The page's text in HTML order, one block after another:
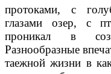
протоками, с
глазами озер, с
проникал в
Разнообразные
таежной жизни в